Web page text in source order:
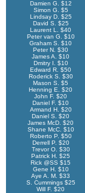
Damien G. $12
Simon G. $5
Lindsay D. $25
David S. $25
Laurent L. $40
Peter van G. $10
Graham S. $10
Peter N. $30
James A. $10
Dmitry I. $10
Edward R. $50
Roderick S. $30
Mason S. $5
Henning E. $20
John F. $20
Daniel F. $10
Armand H. $20
Daniel S. $20
James McD. $20
Shane McC. $10
Roberto P. $50
Derrell P. $20
Trevor O. $30
Patrick H. $25
Rick @SS $15
Gene H. $10
Aye A. M. $33
S. Cummings $25
Will F. $20